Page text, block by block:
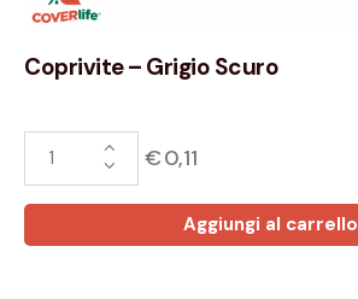
Coprivite – Grigio Scuro
€0,11
Aggiungi al carrello